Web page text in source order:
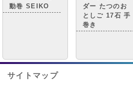
動巻 SEIKO
ダー たつのお
としご 17石 手
巻き
サイトマップ